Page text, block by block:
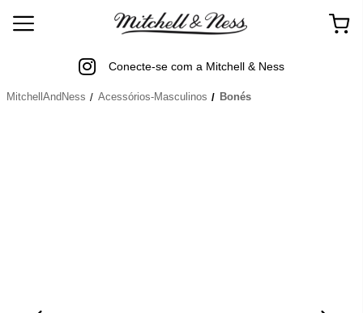
Conecte-se com a Mitchell & Ness
MitchellAndNess Acessórios-Masculinos Bonés